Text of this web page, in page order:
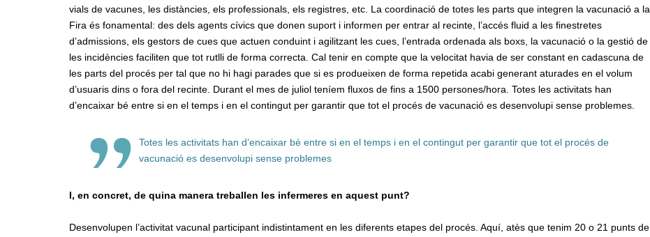
vials de vacunes, les distàncies, els professionals, els registres, etc. La coordinació de totes les parts que integren la vacunació a la
Fira és fonamental: des dels agents cívics que donen suport i informen per entrar al recinte, l’accés fluid a les finestretes
d’admissions, els gestors de cues que actuen conduint i agilitzant les cues, l’entrada ordenada als boxs, la vacunació o la gestió de
les incidències faciliten que tot rutlli de forma correcta. Cal tenir en compte que la velocitat havia de ser constant en cadascuna de
les parts del procés per tal que no hi hagi parades que si es produeixen de forma repetida acabi generant aturades en el volum
d’usuaris dins o fora del recinte. Durant el mes de juliol teníem fluxos de fins a 1500 persones/hora. Totes les activitats han
d’encaixar bé entre si en el temps i en el contingut per garantir que tot el procés de vacunació es desenvolupi sense problemes.
Totes les activitats han d’encaixar bé entre si en el temps i en el contingut per garantir que tot el procés de
vacunació es desenvolupi sense problemes
I, en concret, de quina manera treballen les infermeres en aquest punt?
Desenvolupen l’activitat vacunal participant indistintament en les diferents etapes del procés. Aquí, atès que tenim 20 o 21 punts de